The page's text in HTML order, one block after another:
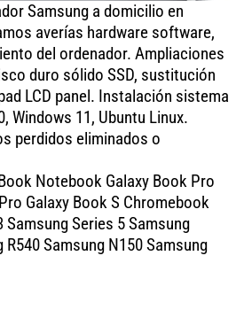
Samsung a domicilio en
averías hardware software,
del ordenador. Ampliaciones
duro sólido SSD, sustitución
LCD panel. Instalación sistema
Windows 11, Ubuntu Linux.
perdidos eliminados o
Notebook Galaxy Book Pro
Galaxy Book S Chromebook
Samsung Series 5 Samsung
R540 Samsung N150 Samsung